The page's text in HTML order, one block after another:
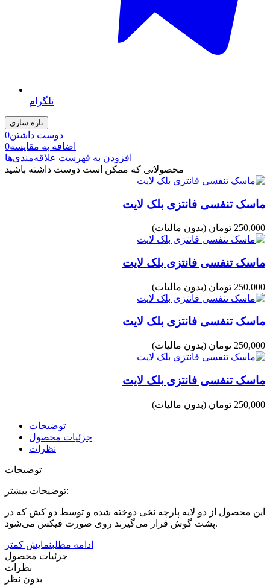
تلگرام
دوست داشتن0
اضافه به مقایسه0
افزودن به فهرست علاقه‌مندی‌ها
محصولاتی که ممکن است دوست داشته باشید
ماسک تنفسی فانتزی بلک لایت
250,000 تومان (بدون مالیات)
ماسک تنفسی فانتزی بلک لایت
250,000 تومان (بدون مالیات)
ماسک تنفسی فانتزی بلک لایت
250,000 تومان (بدون مالیات)
ماسک تنفسی فانتزی بلک لایت
250,000 تومان (بدون مالیات)
توضیحات
جزئیات محصول
نظرات
توضیحات
توضیحات بیشتر:
این محصول از دو لایه پارچه نخی دوخته شده و توسط دو کش که در
پشت گوش قرار می‌گیرند روی صورت فیکس می‌شود.
ادامه مطلبنمایش کمتر
جزئیات محصول
نظرات
بدون نظر